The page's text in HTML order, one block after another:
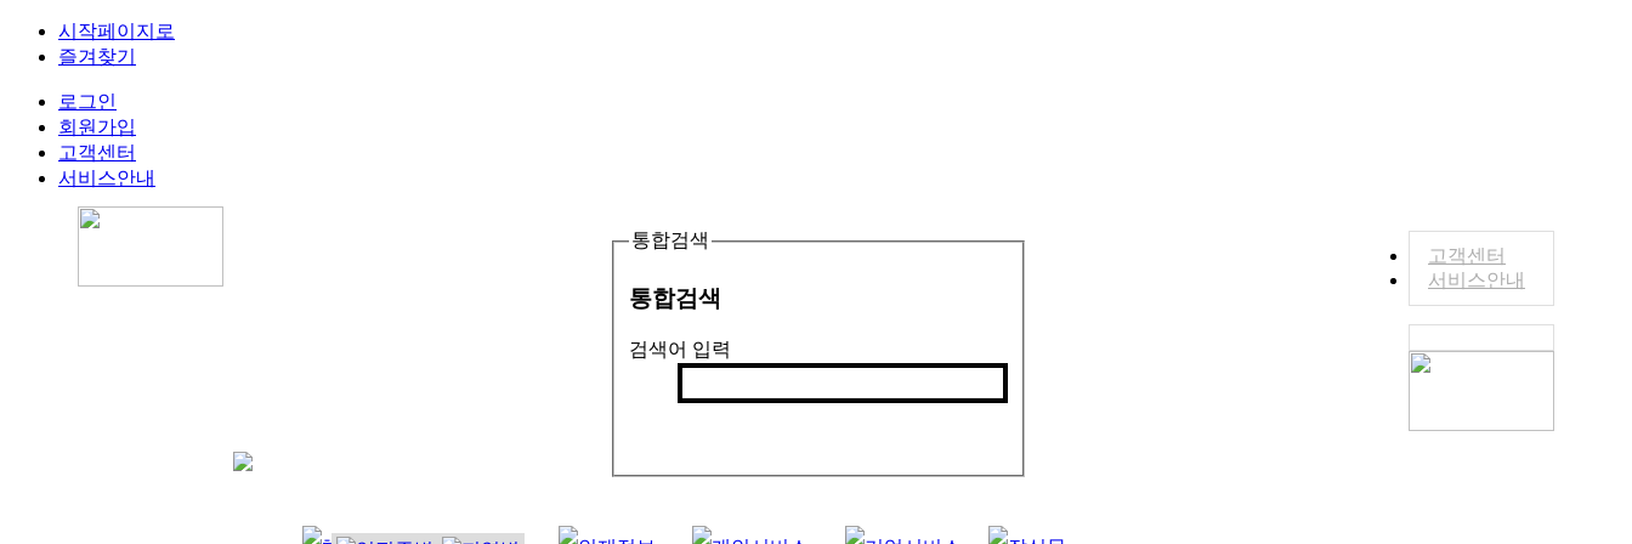
고객센터
서비스안내
시작페이지로
즐겨찾기
로그인
회원가입
고객센터
서비스안내
통합검색
통합검색
검색어 입력